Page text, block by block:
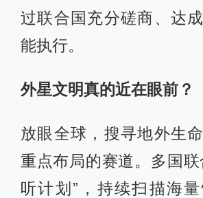
过联合国充分磋商、达
能执行。
外星文明真的近在眼前？
放眼全球，搜寻地外生
重点布局的赛道。多国联
听计划”，持续扫描海量